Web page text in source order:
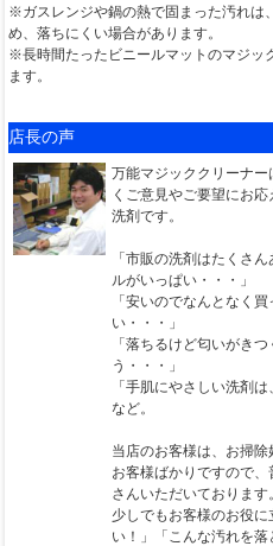
※ガスレンジや鍋の熱で固まった汚れは
め、落ちにくい場合があります。
※長時間たったビニールマットのマジッ
ます。
店長の声
万能マジッククリーナ
くご意見やご要望にお
洗剤です。
「市販の洗剤はたくさ
ルがいっぱい・・・」
「安いのでなんとなく
い・・・」
「落ちるけど匂いがき
う・・・」
「手肌にやさしい洗剤
など。
当店のお客様は、お掃
お客様ばかりですので
さんいただいております。
少しでもお客様のお役
い！」「こんな汚れを落